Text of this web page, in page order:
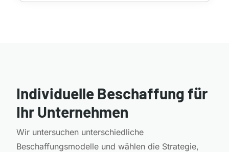
Individuelle Beschaffung für
Ihr Unternehmen
Wir untersuchen unterschiedliche
Beschaffungsmodelle und wählen die Strategie,